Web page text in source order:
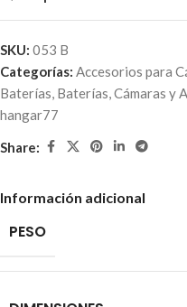
SKU: 053 B
Categorías: Accesorios para
Baterías, Baterías,Cámaras y
hangar77
Share:
Información adicional
PESO